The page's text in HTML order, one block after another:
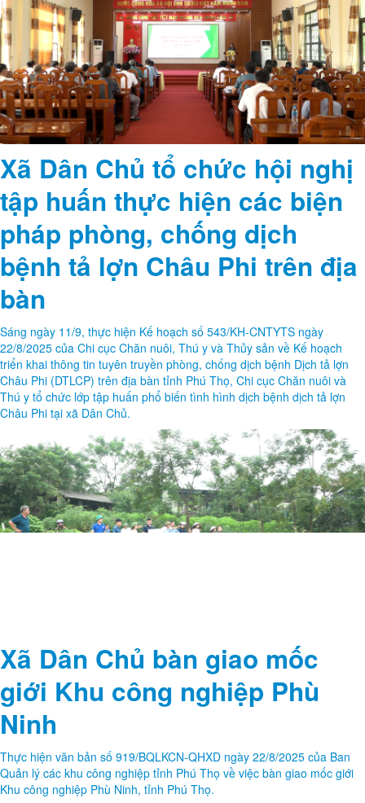
Xã Dân Chủ tổ chức hội nghị
tập huấn thực hiện các biện
pháp phòng, chống dịch
bệnh tả lợn Châu Phi trên địa
bàn
Sáng ngày 11/9, thực hiện Kế hoạch số 543/KH-CNTYTS ngày
22/8/2025 của Chi cục Chăn nuôi, Thú y và Thủy sản về Kế hoạch
triển khai thông tin tuyên truyền phòng, chống dịch bệnh Dịch tả lợn
Châu Phi (DTLCP) trên địa bàn tỉnh Phú Thọ, Chi cục Chăn nuôi và
Thú y tổ chức lớp tập huấn phổ biến tình hình dịch bệnh dịch tả lợn
Châu Phi tại xã Dân Chủ.
Xã Dân Chủ bàn giao mốc
giới Khu công nghiệp Phù
Ninh
Thực hiện văn bản số 919/BQLKCN-QHXD ngày 22/8/2025 của Ban
Quản lý các khu công nghiệp tỉnh Phú Thọ về việc bàn giao mốc giới
Khu công nghiệp Phù Ninh, tỉnh Phú Thọ.